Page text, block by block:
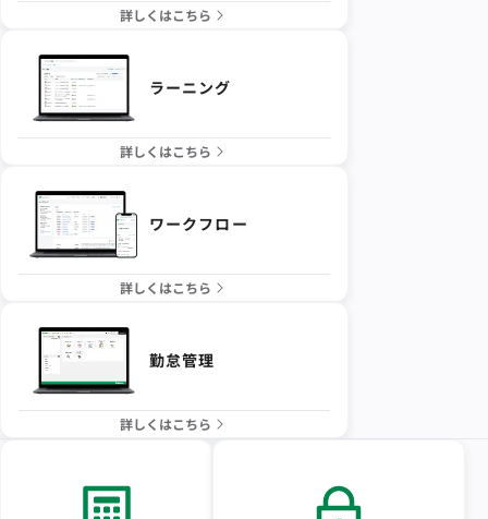
詳しくはこちら
ラーニング
詳しくはこちら
ワークフロー
詳しくはこちら
勤怠管理
詳しくはこちら